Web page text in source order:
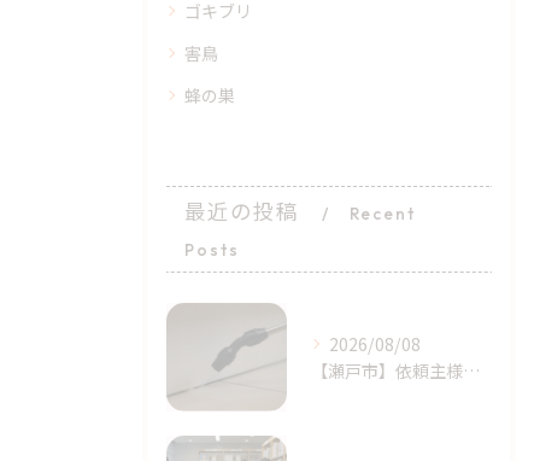
ゴキブリ
害鳥
蜂の巣
最近の投稿
Recent
Posts
2026/08/08
​【瀬戸市】依頼主様の完璧に近い初期対応！シバンムシ駆除の「プロによる追加施工」｜天白区ライジング・サン